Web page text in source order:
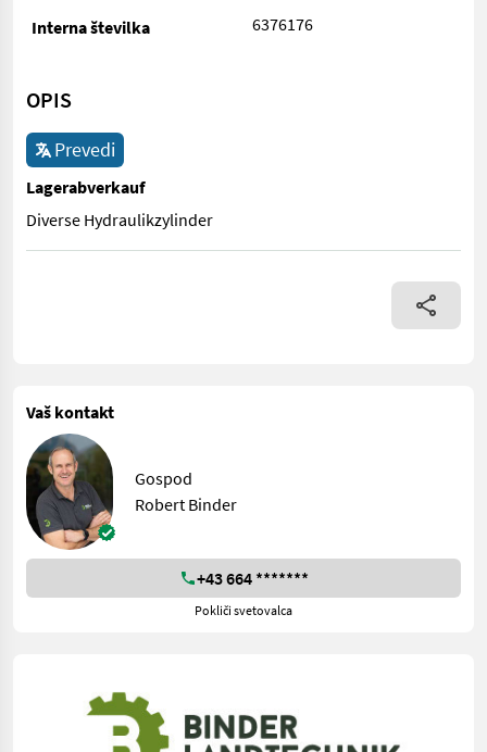
Interna številka 6376176
OPIS
Prevedi
Lagerabverkauf
Diverse Hydraulikzylinder
Diverse Hydraulikzylinder
Vaš kontakt
Gospod
Robert Binder
+43 664 *******
Pokliči svetovalca